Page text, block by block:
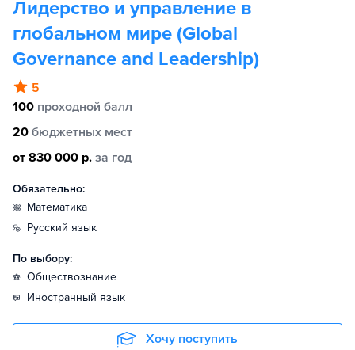
Лидерство и управление в
глобальном мире (Global
Governance and Leadership)
5
100 проходной балл
20 бюджетных мест
от 830 000 р. за год
Обязательно:
математика
русский язык
По выбору:
обществознание
иностранный язык
Хочу поступить